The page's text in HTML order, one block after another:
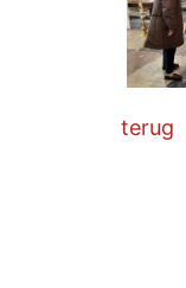
terug